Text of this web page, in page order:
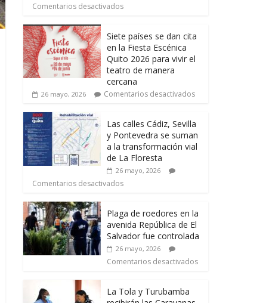
Comentarios desactivados
Siete países se dan cita
en la Fiesta Escénica
Quito 2026 para vivir el
teatro de manera
cercana
26 mayo, 2026 Comentarios desactivados
Las calles Cádiz, Sevilla
y Pontevedra se suman
a la transformación vial
de La Floresta
26 mayo, 2026
Comentarios desactivados
Plaga de roedores en la
avenida República de El
Salvador fue controlada
26 mayo, 2026
Comentarios desactivados
La Tola y Turubamba